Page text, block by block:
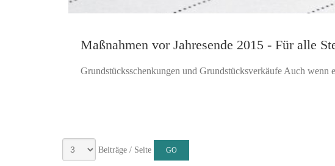
Maßnahmen vor Jahresende 2015 - Für alle
Grundstücksschenkungen und Grundstücksverkäufe Auch wenn
Beiträge / Seite